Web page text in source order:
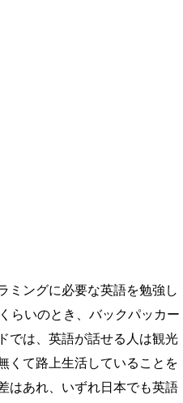
ミングに必要な英語を勉強し
らいのとき、バックパッカー
では、英語が話せる人は観光
くて路上生活していることを
はあれ、いずれ日本でも英語